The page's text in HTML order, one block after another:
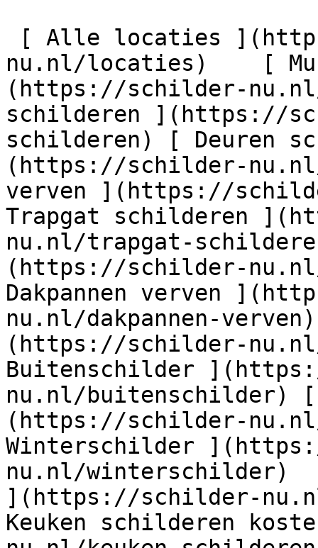
nu.nl/locaties)    [
(https://schilder-
schilderen ](https://
schilderen) [ Deuren
(https://schilder-
verven ](https://
Trapgat schilderen
nu.nl/trapgat-
(https://schilder-
Dakpannen verven
nu.nl/dakpannen-
(https://schilder-
Buitenschilder
nu.nl/buitenschilder)
(https://schilder-
Winterschilder
nu.nl/winterschilder)
](https://schilder-
Keuken schilderen